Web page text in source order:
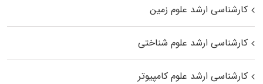
کارشناسی ارشد علوم زمین
کارشناسی ارشد علوم شناختی
کارشناسی ارشد علوم کامپیوتر